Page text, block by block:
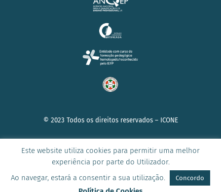
© 2023 Todos os direitos reservados – ICONE
AVISO DE PRIVACIDADE |POLÍTICA DE COOKIES|TERMOS E
CONDIÇÕES
Este website utiliza cookies para permitir uma melhor
experiência por parte do Utilizador.
Ao navegar, estará a consentir a sua utilização.
Concordo